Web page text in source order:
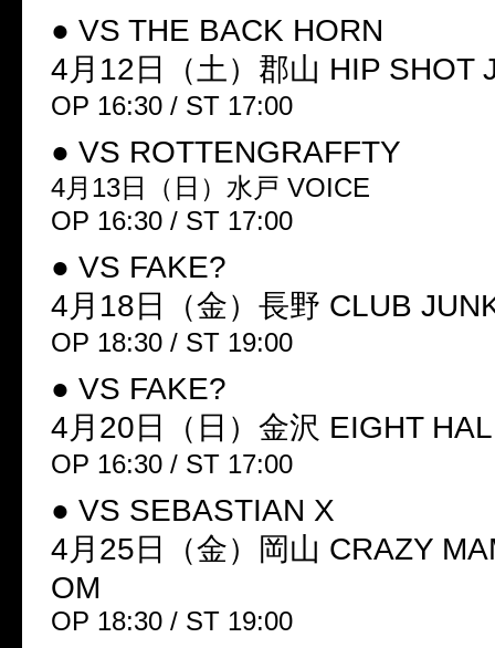
● VS THE BACK HORN
4月12日（土）郡山 HIP SHOT
OP 16:30 / ST 17:00
● VS ROTTENGRAFFTY
4月13日（日）水戸 VOICE
OP 16:30 / ST 17:00
● VS FAKE?
4月18日（金）長野 CLUB
OP 18:30 / ST 19:00
● VS FAKE?
4月20日（日）金沢 EIGHT
OP 16:30 / ST 17:00
● VS SEBASTIAN X
4月25日（金）岡山 CRAZY
OM
OP 18:30 / ST 19:00